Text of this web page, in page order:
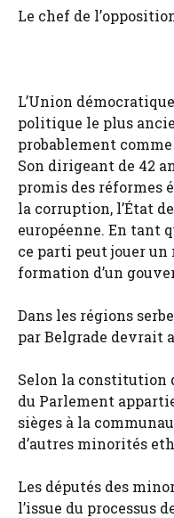
Le chef de
L’Union
politique le plus
probablement
Son dirigeant de 42
promis des réformes
la corruption, l’État
européenne. En tant
ce parti peut jouer
formation d’un
Dans les régions
par Belgrade devrait
Selon la constitution
du Parlement
sièges à la
d’autres minorités
Les députés des
l’issue du processus